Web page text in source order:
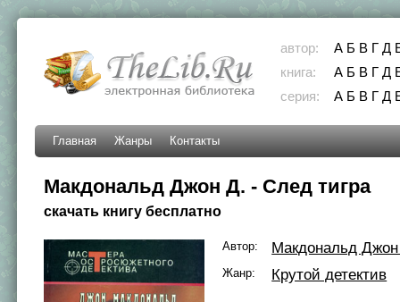
автор: А Б В Г Д
книга:
А Б В Г Д
серия:
А Б В Г Д
Главная Жанры Контакты
Макдональд Джон Д. - След тигра
скачать книгу бесплатно
Автор: Макдональд
Жанр: Крутой детектив